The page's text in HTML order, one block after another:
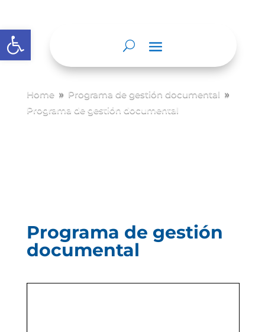
Abrir barra de herramientas
Home 9 Programa de gestión documental 9
Programa de gestión documental
Programa de gestión
documental